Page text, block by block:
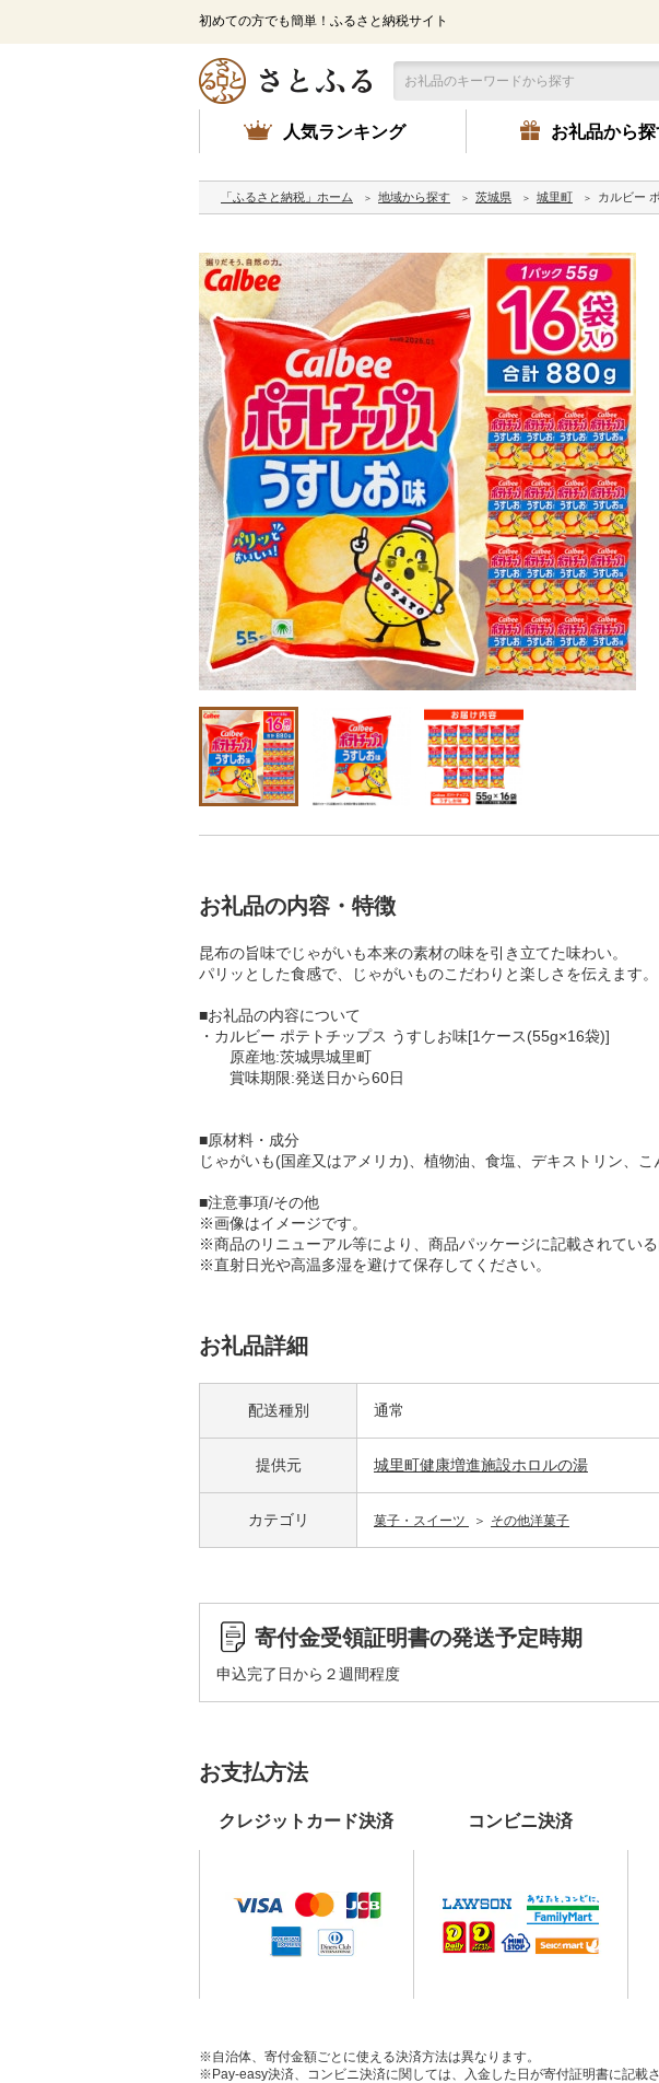
初めての方でも簡単！ふるさと納税サイト
人気ランキング お礼品から探
「ふるさと納税」ホーム 地域から探す 茨城県 城里町 カルビー
お礼品の内容・特徴
昆布の旨味でじゃがいも本来の素材の味を引き立てた味わい。
パリッとした食感で、じゃがいものこだわりと楽しさを伝えます。
■お礼品の内容について
・カルビー ポテトチップス うすしお味[1ケース(55g×16袋)]
原産地:茨城県城里町
賞味期限:発送日から60日
■原材料・成分
じゃがいも(国産又はアメリカ)、植物油、食塩、デキストリン、
■注意事項/その他
※画像はイメージです。
※商品のリニューアル等により、商品パッケージに記載されている
※直射日光や高温多湿を避けて保存してください。
お礼品詳細
配送種別 通常
提供元 城里町健康増進施設ホロルの湯
カテゴリ 菓子・スイーツ その他洋菓子
寄付金受領証明書の発送予定時期
申込完了日から２週間程度
お支払方法
クレジットカード決済 コンビニ決済
※自治体、寄付金額ごとに使える決済方法は異なります。
※Pay-easy決済、コンビニ決済に関しては、入金した日が寄付証明書に記載